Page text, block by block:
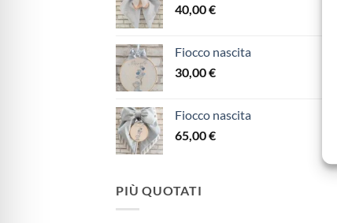
40,00€
Fiocco nascita
30,00€
Fiocco nascita
65,00€
PIÙ QUOTATI